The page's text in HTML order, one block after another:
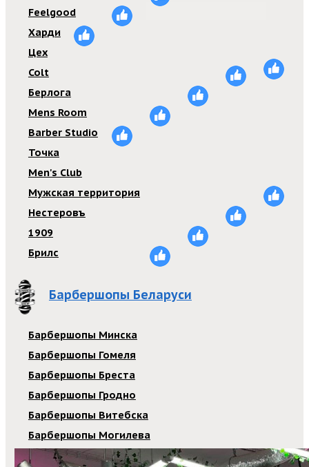
Feelgood
Харди
Цех
Colt
Берлога
Mens Room
Barber Studio
Точка
Men's Club
Мужская территория
Нестеровъ
1909
Брилс
Барбершопы Беларуси
Барбершопы Минска
Барбершопы Гомеля
Барбершопы Бреста
Барбершопы Гродно
Барбершопы Витебска
Барбершопы Могилева